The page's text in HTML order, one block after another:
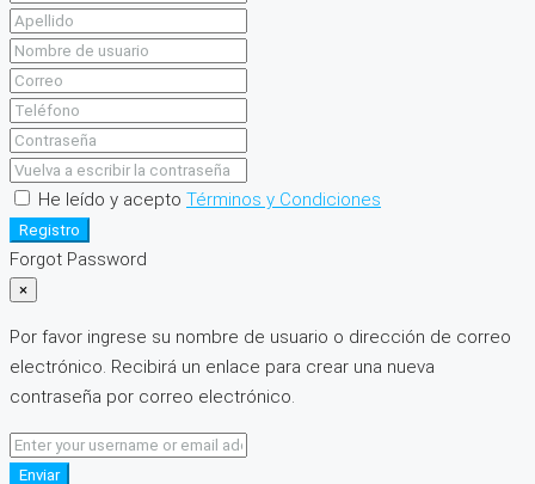
He leído y acepto Términos y Condiciones
Registro
Forgot Password
×
Por favor ingrese su nombre de usuario o dirección de correo
electrónico. Recibirá un enlace para crear una nueva
contraseña por correo electrónico.
Enviar